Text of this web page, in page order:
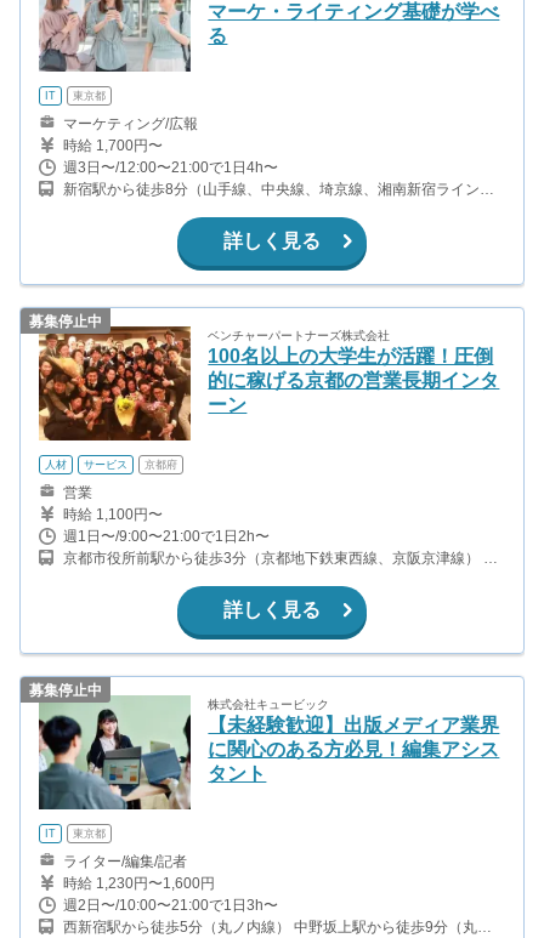
マーケ・ライティング基礎が学べ
る
IT 東京都
マーケティング/広報
時給 1,700円〜
週3日〜/12:00〜21:00で1日4h〜
新宿駅から徒歩8分（山手線、中央線、埼京線、湘南新宿ライン、
詳しく見る
募集停止中
ベンチャーパートナーズ株式会社
100名以上の大学生が活躍！圧倒
的に稼げる京都の営業長期インタ
ーン
人材 サービス 京都府
営業
時給 1,100円〜
週1日〜/9:00〜21:00で1日2h〜
京都市役所前駅から徒歩3分（京都地下鉄東西線、京阪京津線） 三
詳しく見る
募集停止中
株式会社キュービック
【未経験歓迎】出版メディア業界
に関心のある方必見！編集アシス
タント
IT 東京都
ライター/編集/記者
時給 1,230円〜1,600円
週2日〜/10:00〜21:00で1日3h〜
西新宿駅から徒歩5分（丸ノ内線） 中野坂上駅から徒歩9分（丸ノ